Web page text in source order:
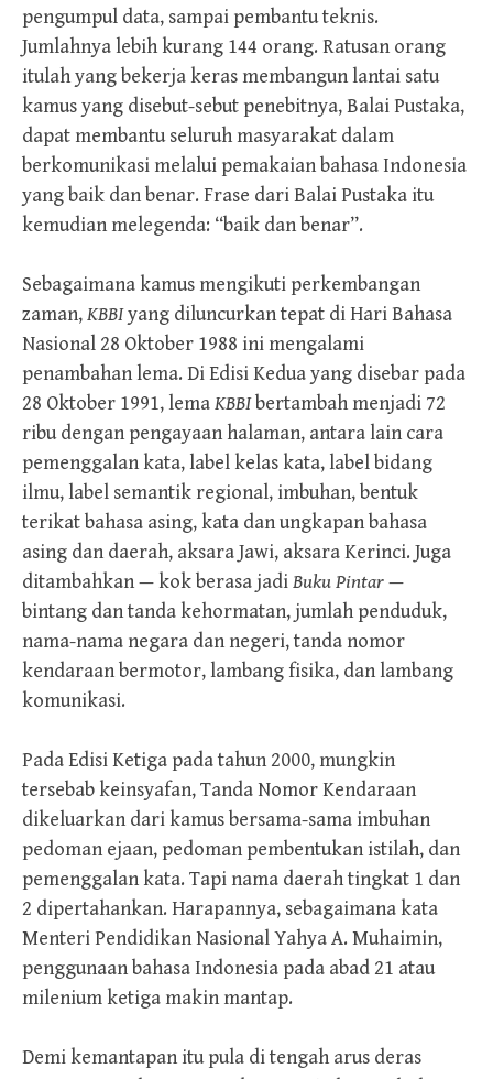
pengumpul data, sampai pembantu teknis.
Jumlahnya lebih kurang 144 orang. Ratusan orang
itulah yang bekerja keras membangun lantai satu
kamus yang disebut-sebut penebitnya, Balai Pustaka,
dapat membantu seluruh masyarakat dalam
berkomunikasi melalui pemakaian bahasa Indonesia
yang baik dan benar. Frase dari Balai Pustaka itu
kemudian melegenda: “baik dan benar”.
Sebagaimana kamus mengikuti perkembangan
zaman,KBBIyang diluncurkan tepat di Hari Bahasa
Nasional 28 Oktober 1988 ini mengalami
penambahan lema. Di Edisi Kedua yang disebar pada
28 Oktober 1991, lemaKBBIbertambah menjadi 72
ribu dengan pengayaan halaman, antara lain cara
pemenggalan kata, label kelas kata, label bidang
ilmu, label semantik regional, imbuhan, bentuk
terikat bahasa asing, kata dan ungkapan bahasa
asing dan daerah, aksara Jawi, aksara Kerinci. Juga
ditambahkan — kok berasa jadiBuku Pintar—
bintang dan tanda kehormatan, jumlah penduduk,
nama-nama negara dan negeri, tanda nomor
kendaraan bermotor, lambang fisika, dan lambang
komunikasi.
Pada Edisi Ketiga pada tahun 2000, mungkin
tersebab keinsyafan, Tanda Nomor Kendaraan
dikeluarkan dari kamus bersama-sama imbuhan
pedoman ejaan, pedoman pembentukan istilah, dan
pemenggalan kata. Tapi nama daerah tingkat 1 dan
2 dipertahankan. Harapannya, sebagaimana kata
Menteri Pendidikan Nasional Yahya A. Muhaimin,
penggunaan bahasa Indonesia pada abad 21 atau
milenium ketiga makin mantap.
Demi kemantapan itu pula di tengah arus deras